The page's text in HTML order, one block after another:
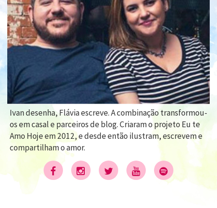
Ivan desenha, Flávia escreve. A combinação transformou-
os em casal e parceiros de blog. Criaram o projeto Eu te
Amo Hoje em 2012, e desde então ilustram, escrevem e
compartilham o amor.